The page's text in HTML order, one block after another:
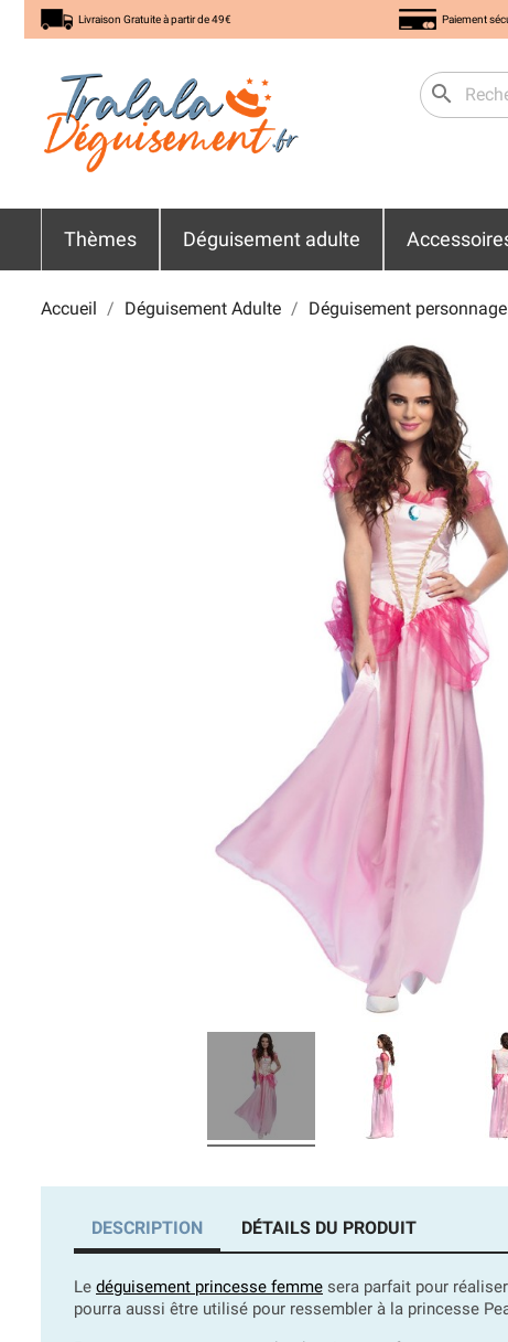
Livraison Gratuite à partir de 49€ Paiement
search
Thèmes Déguisement adulte
Accueil Déguisement Adulte Déguisement personnage
DESCRIPTION DÉTAILS DU PRODUIT
Le déguisement princesse femme sera parfait pour
pourra aussi être utilisé pour ressembler à la princesse